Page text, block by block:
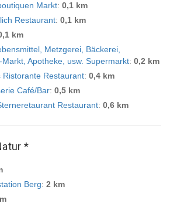
Markt: 0,1 km
Restaurant: 0,1 km
km
Metzgerei, Bäckerei,
Apotheke, usw. Supermarkt: 0,2 km
Restaurant: 0,4 km
Café/Bar: 0,5 km
Restaurant: 0,6 km
*
Berg: 2 km